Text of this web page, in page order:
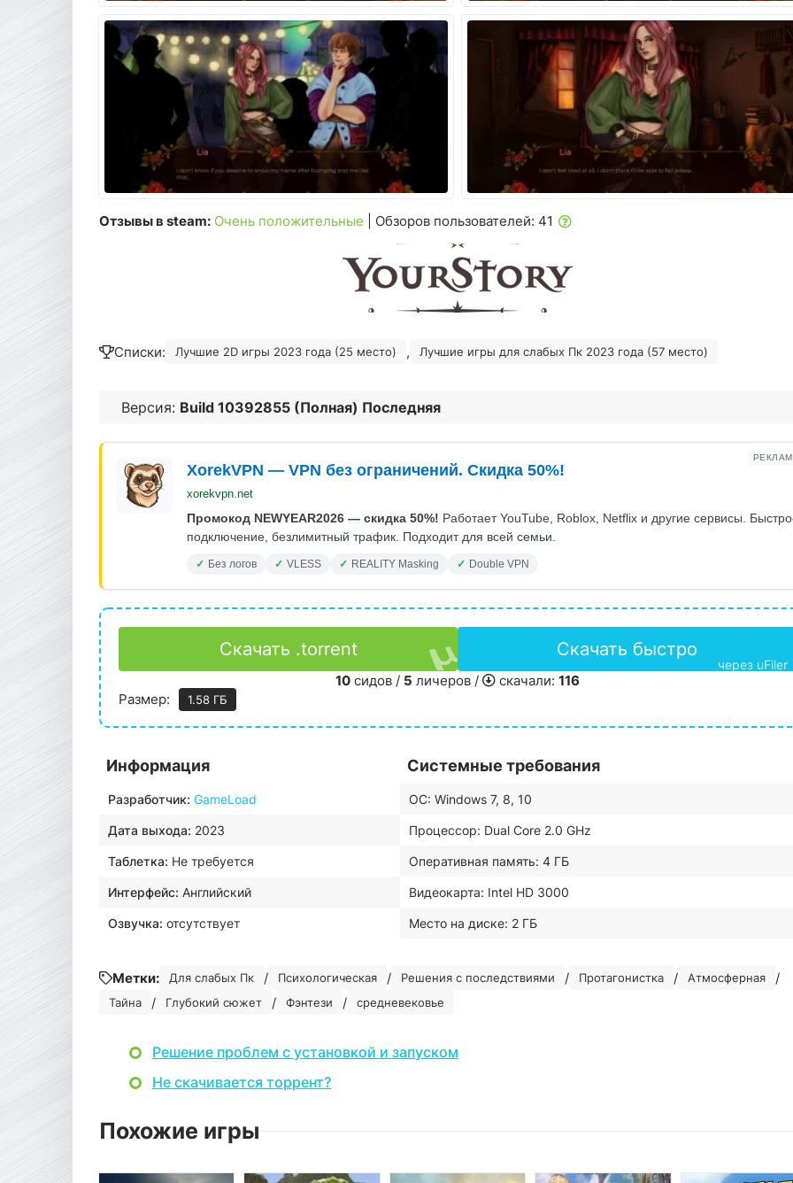
Отзывы в steam: Очень положительные | Обзоров пользователей: 41
Списки: Лучшие 2D игры 2023 года (25 место) , Лучшие игры для слабых Пк 2023 года (57 место)
Версия: Build 10392855 (Полная) Последняя
XorekVPN — VPN без ограничений. Скидка 50%!
xorekvpn.net
Промокод NEWYEAR2026 — скидка 50%! Работает YouTube, Roblox, Netflix и другие сервисы.
подключение, безлимитный трафик. Подходит для всей семьи.
Без логов VLESS REALITY Masking Double VPN
Скачать .torrent Скачать быстро
через uFiler
10 сидов / 5 личеров / скачали: 116
Размер:
1.58 ГБ
Информация
Разработчик: GameLoad
Дата выхода: 2023
Таблетка: Не требуется
Интерфейс: Английский
Озвучка: отсутствует
Системные требования
ОС: Windows 7, 8, 10
Процессор: Dual Core 2.0 GHz
Оперативная память: 4 ГБ
Видеокарта: Intel HD 3000
Место на диске: 2 ГБ
Метки: Для слабых Пк / Психологическая / Решения с последствиями / Протагонистка / Атмосферная /
Тайна / Глубокий сюжет / Фэнтези / средневековье
Решение проблем с установкой и запуском
Не скачивается торрент?
Похожие игры